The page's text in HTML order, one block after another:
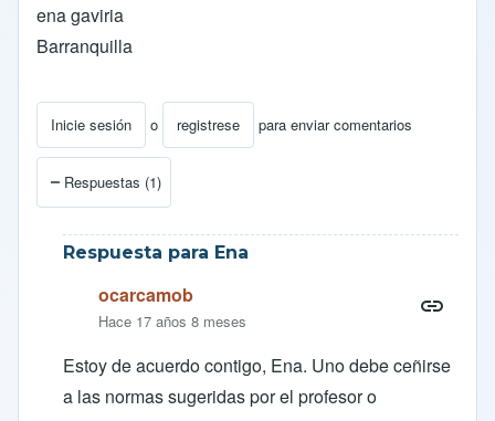
ena gaviria
Barranquilla
Inicie sesión o registrese para enviar comentarios
Respuestas (1)
Respuesta para Ena
ocarcamob
Hace 17 años 8 meses
Estoy de acuerdo contigo, Ena. Uno debe ceñirse
a las normas sugeridas por el profesor o